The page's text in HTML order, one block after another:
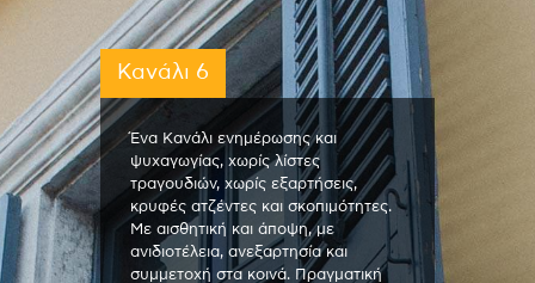
Κανάλι 6
Ένα Κανάλι ενημέρωσης και
ψυχαγωγίας, χωρίς λίστες
τραγουδιών, χωρίς εξαρτήσεις,
κρυφές ατζέντες και σκοπιμότητες.
Με αισθητική και άποψη, με
ανιδιοτέλεια, ανεξαρτησία και
συμμετοχή στα κοινά. Πραγματική